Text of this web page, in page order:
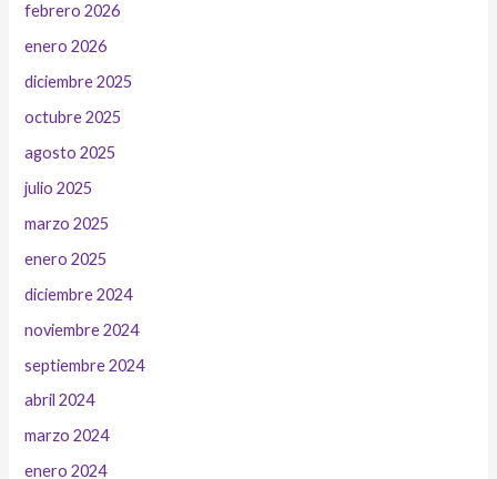
febrero 2026
enero 2026
diciembre 2025
octubre 2025
agosto 2025
julio 2025
marzo 2025
enero 2025
diciembre 2024
noviembre 2024
septiembre 2024
abril 2024
marzo 2024
enero 2024